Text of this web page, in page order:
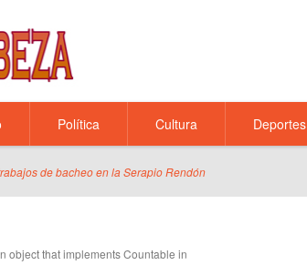
Política Cultura Deportes
de bacheo en la Serapio Rendón
object that implements Countable in